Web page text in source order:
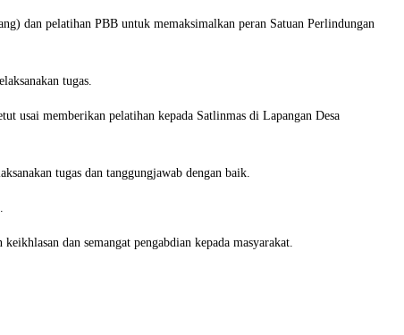
dan pelatihan PBB untuk memaksimalkan peran Satuan Perlindungan
tugas.
usai memberikan pelatihan kepada Satlinmas di Lapangan Desa
tugas dan tanggungjawab dengan baik.
dan semangat pengabdian kepada masyarakat.